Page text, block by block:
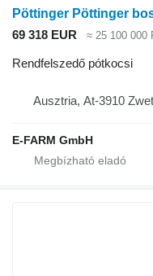
Pöttinger Pöttinger
69 318 EUR
≈ 25 100 000
Rendfelszedő pótkocsi
Ausztria, At-3910
E-FARM GmbH